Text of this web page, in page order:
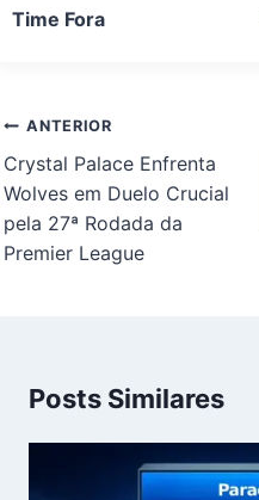
Time Fora
Navegação
de
Post
ANTERIOR
Crystal Palace Enfrenta
Wolves em Duelo Crucial
pela 27ª Rodada da
Premier League
Posts Similares